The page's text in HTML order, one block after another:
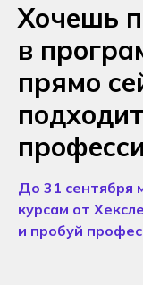
Хочешь
в
прямо
До 31 сентября
курсам от
и пробуй